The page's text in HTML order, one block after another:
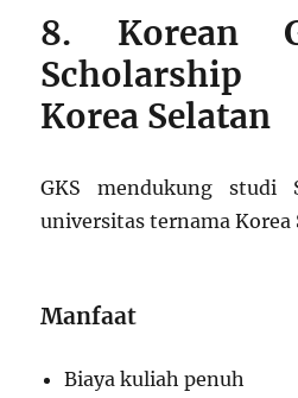
8. Korean
Korea Selatan
GKS mendukung
universitas ternama Korea
Manfaat
Biaya kuliah penuh